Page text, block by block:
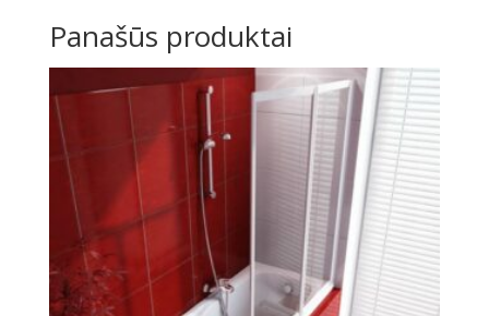
Panašūs produktai